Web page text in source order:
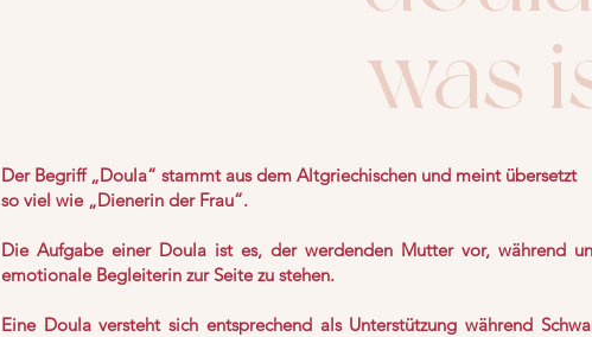
was
Der Begriff „Doula“ stammt aus dem Altgriechischen und meint übersetzt
so viel wie „Dienerin der Frau“.
Die Aufgabe einer Doula ist es, der werdenden Mutter vor, während
emotionale Begleiterin zur Seite zu stehen.
Eine Doula versteht sich entsprechend als Unterstützung während